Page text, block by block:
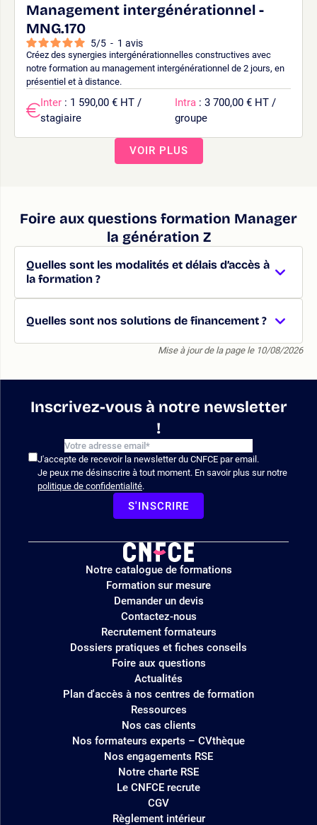
Management intergénérationnel -
MNG.170
5/5 - 1 avis
Créez des synergies intergénérationnelles constructives avec
notre formation au management intergénérationnel de 2 jours, en
présentiel et à distance.
Inter : 1 590,00 € HT /
stagiaire
Intra : 3 700,00 € HT /
groupe
VOIR PLUS
Foire aux questions formation Manager
la génération Z
Quelles sont les modalités et délais d’accès à
la formation ?
Quelles sont nos solutions de financement ?
Mise à jour de la page le 10/08/2026
Inscrivez-vous à notre newsletter
!
J'accepte de recevoir la newsletter du CNFCE par email.
Je peux me désinscrire à tout moment. En savoir plus sur notre
politique de confidentialité.
S'INSCRIRE
Logo
site
Notre catalogue de formations
Formation sur mesure
Demander un devis
Contactez-nous
Recrutement formateurs
Dossiers pratiques et fiches conseils
Foire aux questions
Actualités
Plan d'accès à nos centres de formation
Ressources
Nos cas clients
Nos formateurs experts – CVthèque
Nos engagements RSE
Notre charte RSE
Le CNFCE recrute
CGV
Règlement intérieur